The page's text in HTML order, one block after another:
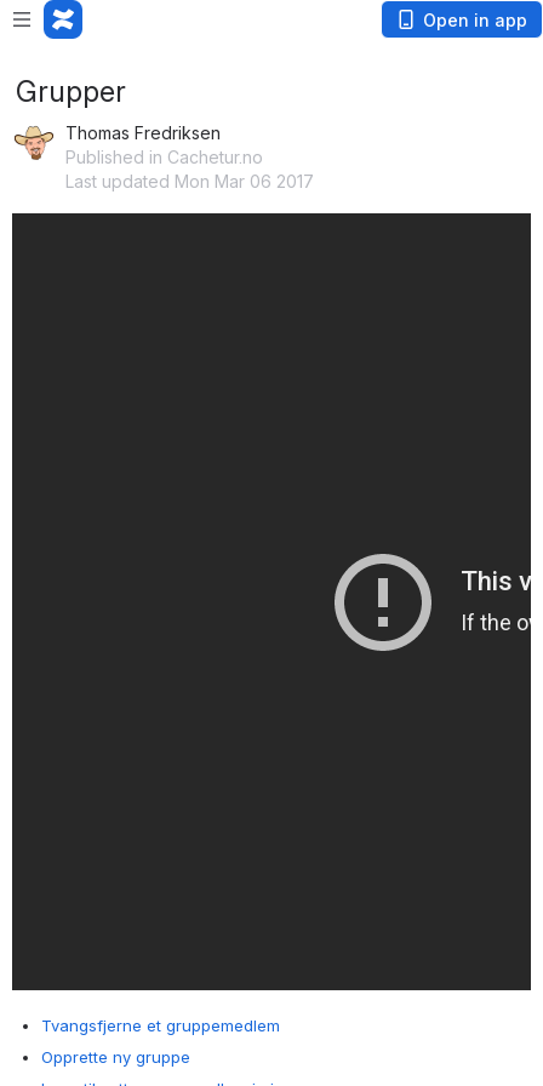
Open in app
Grupper
Thomas Fredriksen
Published in Cachetur.no
Last updated Mon Mar 06 2017
Tvangsfjerne et gruppemedlem
Opprette ny gruppe